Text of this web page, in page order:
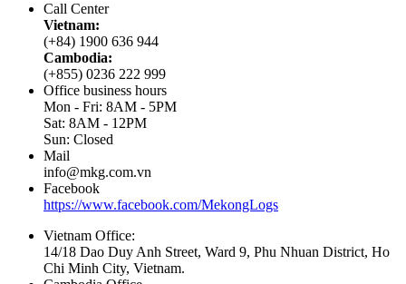
Call Center
Vietnam:
(+84) 1900 636 944
Cambodia:
(+855) 0236 222 999
Office business hours
Mon - Fri: 8AM - 5PM
Sat: 8AM - 12PM
Sun: Closed
Mail
info@mkg.com.vn
Facebook
https://www.facebook.com/MekongLogs
Vietnam Office:
14/18 Dao Duy Anh Street, Ward 9, Phu Nhuan District, Ho
Chi Minh City, Vietnam.